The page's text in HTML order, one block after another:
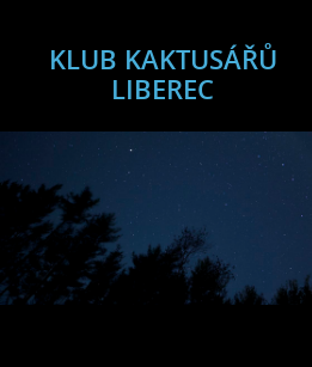
KLUB KAKTUSÁŘŮ
LIBEREC